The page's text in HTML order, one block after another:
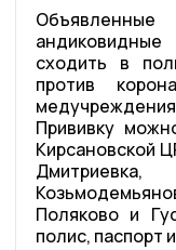
сходить в
против
Прививку
Кирсановской
Поляково и
полис, паспорт